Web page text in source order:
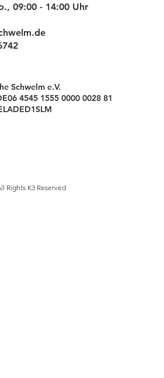
09:00 - 14:00 Uhr
Schwelm e.V.
4545 1555 0000 0028 81
Rights K3 Reserved